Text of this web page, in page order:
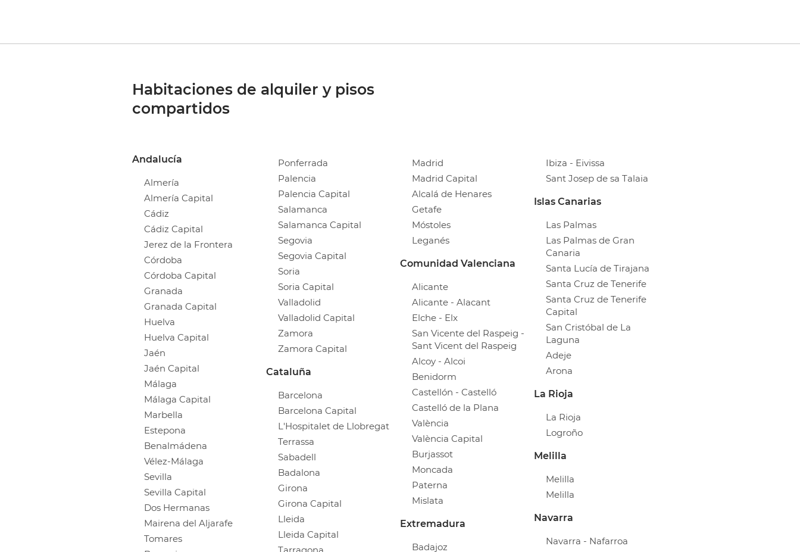
Habitaciones de alquiler y pisos
compartidos
Andalucía
Almería
Almería Capital
Cádiz
Cádiz Capital
Jerez de la Frontera
Córdoba
Córdoba Capital
Granada
Granada Capital
Huelva
Huelva Capital
Jaén
Jaén Capital
Málaga
Málaga Capital
Marbella
Estepona
Benalmádena
Vélez-Málaga
Sevilla
Sevilla Capital
Dos Hermanas
Mairena del Aljarafe
Tomares
Ponferrada
Palencia
Palencia Capital
Salamanca
Salamanca Capital
Segovia
Segovia Capital
Soria
Soria Capital
Valladolid
Valladolid Capital
Zamora
Zamora Capital
Cataluña
Barcelona
Barcelona Capital
L'Hospitalet de Llobregat
Terrassa
Sabadell
Badalona
Girona
Girona Capital
Lleida
Lleida Capital
Madrid
Madrid Capital
Alcalá de Henares
Getafe
Móstoles
Leganés
Comunidad Valenciana
Alicante
Alicante - Alacant
Elche - Elx
San Vicente del Raspeig -
Sant Vicent del Raspeig
Alcoy - Alcoi
Benidorm
Castellón - Castelló
Castelló de la Plana
València
València Capital
Burjassot
Moncada
Paterna
Mislata
Extremadura
Badajoz
Ibiza - Eivissa
Sant Josep de sa Talaia
Islas Canarias
Las Palmas
Las Palmas de Gran
Canaria
Santa Lucía de Tirajana
Santa Cruz de Tenerife
Santa Cruz de Tenerife
Capital
San Cristóbal de La
Laguna
Adeje
Arona
La Rioja
La Rioja
Logroño
Melilla
Melilla
Melilla
Navarra
Navarra - Nafarroa